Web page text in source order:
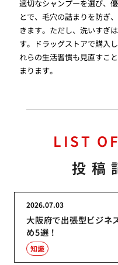
適切なシャンプーを選び、
とで、毛穴の詰まりを防ぎ
きます。ただし、洗いすぎ
す。ドラッグストアで購入
れらの生活習慣も見直すこ
まります。
LIST
投稿
大阪府で出張型ビジネ
め5選！
2026.07.03
知識